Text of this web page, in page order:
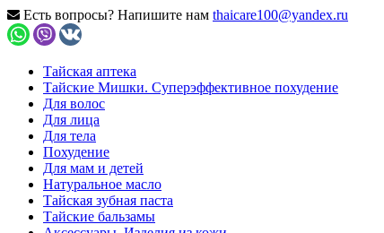
Есть вопросы? Напишите нам thaicare100@yandex.ru
Тайская аптека
Тайские Мишки. Суперэффективное похудение
Для волос
Для лица
Для тела
Похудение
Для мам и детей
Натуральное масло
Тайская зубная паста
Тайские бальзамы